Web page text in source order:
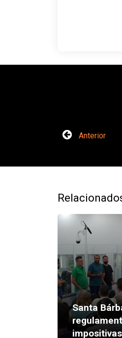
Anterior
Santa
impositivas